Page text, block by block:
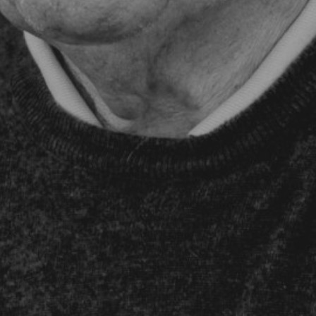
Brattland Ingen kommentarer